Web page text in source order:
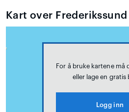
Kart over
For å bruke kartene må
eller lage en gratis
Logg inn